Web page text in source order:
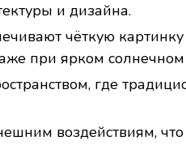
и дизайна.
чёткую
при ярком солнечном
где
воздействиям, что